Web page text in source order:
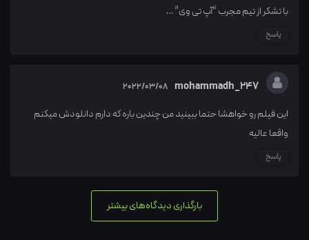
با تشکر از تیم مجرب “آپ تی وی” …
پاسخ
mohammadh_247
2022/03/08
این فیلم رو خواهشا حتما ببینید من چندین باره که دارم دانلودش میکنم
واقعا عالیه
پاسخ
بارگذاری دیدگاه‌های بیشتر